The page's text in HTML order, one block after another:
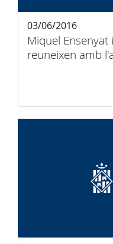
Miquel
reuneixen amb
03/06/2016